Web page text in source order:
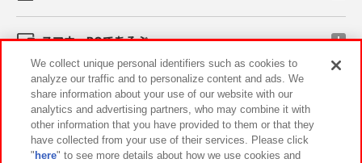
スマホ・PCであそぶ
イベント・キャンペーン
We collect unique personal identifiers such as cookies to
analyze our traffic and to personalize content and ads. We
share information about your use of our website with our
analytics and advertising partners, who may combine it with
other information that you have provided to them or that they
have collected from your use of their services. Please click
" here" to see more details about how we use cookies and